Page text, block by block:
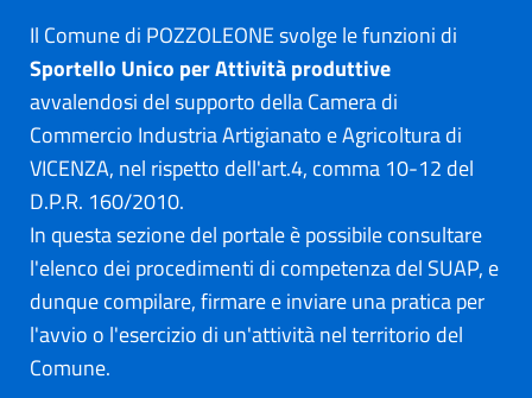
Il Comune di POZZOLEONE svolge le funzioni di
Sportello Unico per Attività produttive
avvalendosi del supporto della Camera di
Commercio Industria Artigianato e Agricoltura di
VICENZA, nel rispetto dell'art.4, comma 10-12 del
D.P.R. 160/2010.
In questa sezione del portale è possibile consultare
l'elenco dei procedimenti di competenza del SUAP, e
dunque compilare, firmare e inviare una pratica per
l'avvio o l'esercizio di un'attività nel territorio del
Comune.